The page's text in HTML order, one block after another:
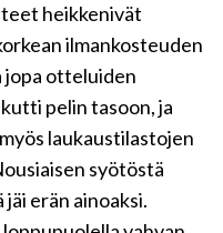
heikkenivät
ilmankosteuden
jopa otteluiden
pelin tasoon, ja
laukaustilastojen
syötöstä
erän ainoaksi.